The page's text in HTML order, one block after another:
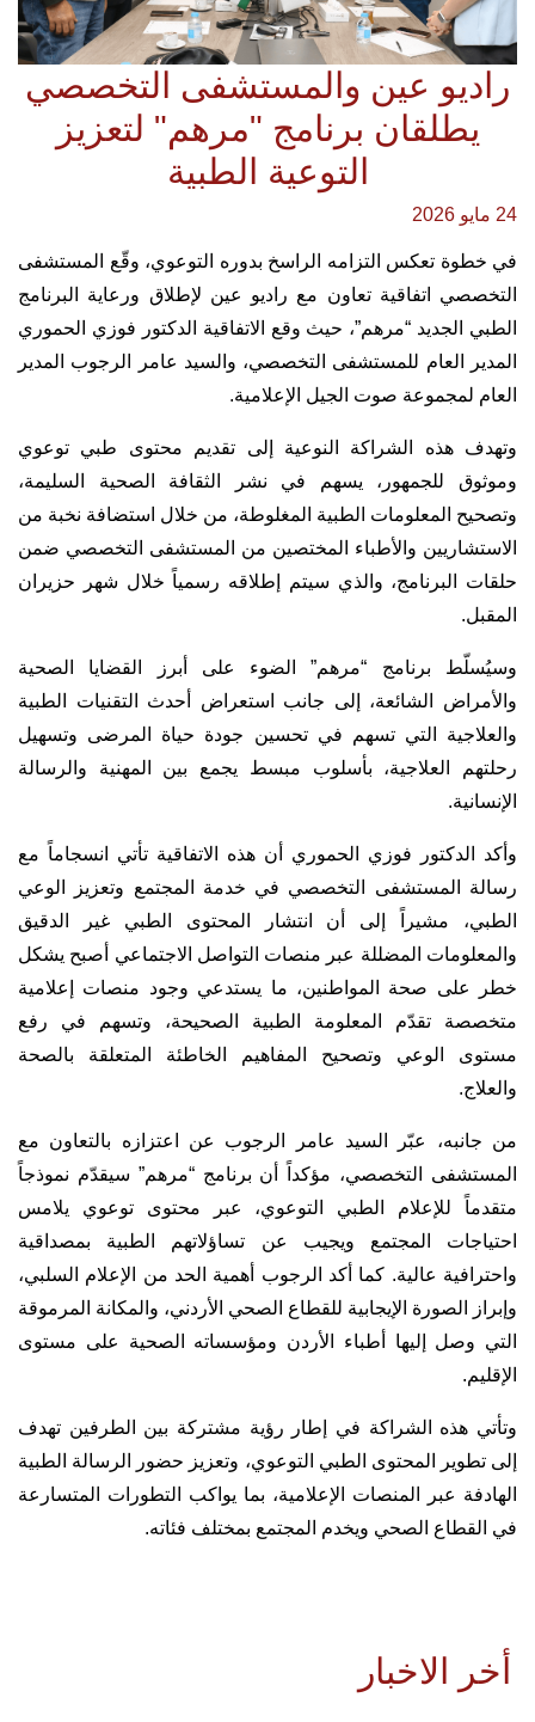
راديو عين والمستشفى التخصصي
يطلقان برنامج "مرهم" لتعزيز
التوعية الطبية
24 مايو 2026
في خطوة تعكس التزامه الراسخ بدوره التوعوي، وقّع المستشفى
التخصصي اتفاقية تعاون مع راديو عين لإطلاق ورعاية البرنامج
الطبي الجديد “مرهم”، حيث وقع الاتفاقية الدكتور فوزي الحموري
المدير العام للمستشفى التخصصي، والسيد عامر الرجوب المدير
العام لمجموعة صوت الجيل الإعلامية.
وتهدف هذه الشراكة النوعية إلى تقديم محتوى طبي توعوي
وموثوق للجمهور، يسهم في نشر الثقافة الصحية السليمة،
وتصحيح المعلومات الطبية المغلوطة، من خلال استضافة نخبة من
الاستشاريين والأطباء المختصين من المستشفى التخصصي ضمن
حلقات البرنامج، والذي سيتم إطلاقه رسمياً خلال شهر حزيران
المقبل.
وسيُسلّط برنامج “مرهم” الضوء على أبرز القضايا الصحية
والأمراض الشائعة، إلى جانب استعراض أحدث التقنيات الطبية
والعلاجية التي تسهم في تحسين جودة حياة المرضى وتسهيل
رحلتهم العلاجية، بأسلوب مبسط يجمع بين المهنية والرسالة
الإنسانية.
وأكد الدكتور فوزي الحموري أن هذه الاتفاقية تأتي انسجاماً مع
رسالة المستشفى التخصصي في خدمة المجتمع وتعزيز الوعي
الطبي، مشيراً إلى أن انتشار المحتوى الطبي غير الدقيق
والمعلومات المضللة عبر منصات التواصل الاجتماعي أصبح يشكل
خطر على صحة المواطنين، ما يستدعي وجود منصات إعلامية
متخصصة تقدّم المعلومة الطبية الصحيحة، وتسهم في رفع
مستوى الوعي وتصحيح المفاهيم الخاطئة المتعلقة بالصحة
والعلاج.
من جانبه، عبّر السيد عامر الرجوب عن اعتزازه بالتعاون مع
المستشفى التخصصي، مؤكداً أن برنامج “مرهم” سيقدّم نموذجاً
متقدماً للإعلام الطبي التوعوي، عبر محتوى توعوي يلامس
احتياجات المجتمع ويجيب عن تساؤلاتهم الطبية بمصداقية
واحترافية عالية. كما أكد الرجوب أهمية الحد من الإعلام السلبي،
وإبراز الصورة الإيجابية للقطاع الصحي الأردني، والمكانة المرموقة
التي وصل إليها أطباء الأردن ومؤسساته الصحية على مستوى
الإقليم.
وتأتي هذه الشراكة في إطار رؤية مشتركة بين الطرفين تهدف
إلى تطوير المحتوى الطبي التوعوي، وتعزيز حضور الرسالة الطبية
الهادفة عبر المنصات الإعلامية، بما يواكب التطورات المتسارعة
في القطاع الصحي ويخدم المجتمع بمختلف فئاته.
أخر الاخبار